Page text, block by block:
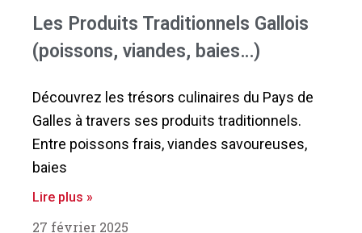
Les Produits Traditionnels Gallois
(poissons, viandes, baies…)
Découvrez les trésors culinaires du Pays de
Galles à travers ses produits traditionnels.
Entre poissons frais, viandes savoureuses,
baies
Lire plus »
27 février 2025